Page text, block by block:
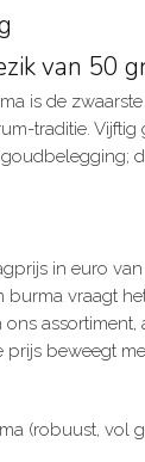
van 50
is de
traditie.
in euro
burma vraagt
prijs beweegt
(robuust, vol